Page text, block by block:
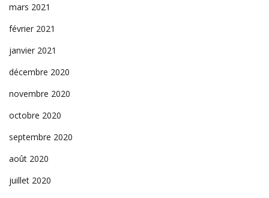
mars 2021
février 2021
janvier 2021
décembre 2020
novembre 2020
octobre 2020
septembre 2020
août 2020
juillet 2020